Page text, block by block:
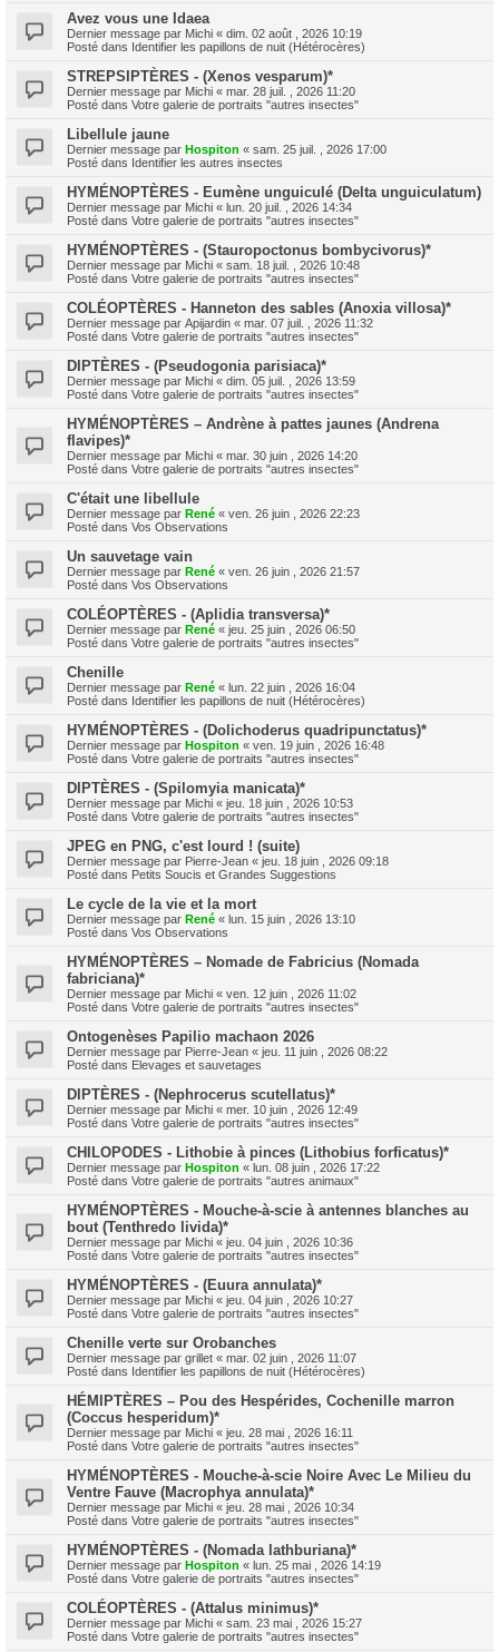
Avez vous une Idaea
Dernier message par Michi « dim. 02 août , 2026 10:19
Posté dans Identifier les papillons de nuit (Hétérocères)
STREPSIPTÈRES - (Xenos vesparum)*
Dernier message par Michi « mar. 28 juil. , 2026 11:20
Posté dans Votre galerie de portraits "autres insectes"
Libellule jaune
Dernier message par Hospiton « sam. 25 juil. , 2026 17:00
Posté dans Identifier les autres insectes
HYMÉNOPTÈRES - Eumène unguiculé (Delta unguiculatum)
Dernier message par Michi « lun. 20 juil. , 2026 14:34
Posté dans Votre galerie de portraits "autres insectes"
HYMÉNOPTÈRES - (Stauropoctonus bombycivorus)*
Dernier message par Michi « sam. 18 juil. , 2026 10:48
Posté dans Votre galerie de portraits "autres insectes"
COLÉOPTÈRES - Hanneton des sables (Anoxia villosa)*
Dernier message par Apijardin « mar. 07 juil. , 2026 11:32
Posté dans Votre galerie de portraits "autres insectes"
DIPTÈRES - (Pseudogonia parisiaca)*
Dernier message par Michi « dim. 05 juil. , 2026 13:59
Posté dans Votre galerie de portraits "autres insectes"
HYMÉNOPTÈRES – Andrène à pattes jaunes (Andrena
flavipes)*
Dernier message par Michi « mar. 30 juin , 2026 14:20
Posté dans Votre galerie de portraits "autres insectes"
C'était une libellule
Dernier message par René « ven. 26 juin , 2026 22:23
Posté dans Vos Observations
Un sauvetage vain
Dernier message par René « ven. 26 juin , 2026 21:57
Posté dans Vos Observations
COLÉOPTÈRES - (Aplidia transversa)*
Dernier message par René « jeu. 25 juin , 2026 06:50
Posté dans Votre galerie de portraits "autres insectes"
Chenille
Dernier message par René « lun. 22 juin , 2026 16:04
Posté dans Identifier les papillons de nuit (Hétérocères)
HYMÉNOPTÈRES - (Dolichoderus quadripunctatus)*
Dernier message par Hospiton « ven. 19 juin , 2026 16:48
Posté dans Votre galerie de portraits "autres insectes"
DIPTÈRES - (Spilomyia manicata)*
Dernier message par Michi « jeu. 18 juin , 2026 10:53
Posté dans Votre galerie de portraits "autres insectes"
JPEG en PNG, c'est lourd ! (suite)
Dernier message par Pierre-Jean « jeu. 18 juin , 2026 09:18
Posté dans Petits Soucis et Grandes Suggestions
Le cycle de la vie et la mort
Dernier message par René « lun. 15 juin , 2026 13:10
Posté dans Vos Observations
HYMÉNOPTÈRES – Nomade de Fabricius (Nomada
fabriciana)*
Dernier message par Michi « ven. 12 juin , 2026 11:02
Posté dans Votre galerie de portraits "autres insectes"
Ontogenèses Papilio machaon 2026
Dernier message par Pierre-Jean « jeu. 11 juin , 2026 08:22
Posté dans Elevages et sauvetages
DIPTÈRES - (Nephrocerus scutellatus)*
Dernier message par Michi « mer. 10 juin , 2026 12:49
Posté dans Votre galerie de portraits "autres insectes"
CHILOPODES - Lithobie à pinces (Lithobius forficatus)*
Dernier message par Hospiton « lun. 08 juin , 2026 17:22
Posté dans Votre galerie de portraits "autres animaux"
HYMÉNOPTÈRES - Mouche-à-scie à antennes blanches au
bout (Tenthredo livida)*
Dernier message par Michi « jeu. 04 juin , 2026 10:36
Posté dans Votre galerie de portraits "autres insectes"
HYMÉNOPTÈRES - (Euura annulata)*
Dernier message par Michi « jeu. 04 juin , 2026 10:27
Posté dans Votre galerie de portraits "autres insectes"
Chenille verte sur Orobanches
Dernier message par grillet « mar. 02 juin , 2026 11:07
Posté dans Identifier les papillons de nuit (Hétérocères)
HÉMIPTÈRES – Pou des Hespérides, Cochenille marron
(Coccus hesperidum)*
Dernier message par Michi « jeu. 28 mai , 2026 16:11
Posté dans Votre galerie de portraits "autres insectes"
HYMÉNOPTÈRES - Mouche-à-scie Noire Avec Le Milieu du
Ventre Fauve (Macrophya annulata)*
Dernier message par Michi « jeu. 28 mai , 2026 10:34
Posté dans Votre galerie de portraits "autres insectes"
HYMÉNOPTÈRES - (Nomada lathburiana)*
Dernier message par Hospiton « lun. 25 mai , 2026 14:19
Posté dans Votre galerie de portraits "autres insectes"
COLÉOPTÈRES - (Attalus minimus)*
Dernier message par Michi « sam. 23 mai , 2026 15:27
Posté dans Votre galerie de portraits "autres insectes"